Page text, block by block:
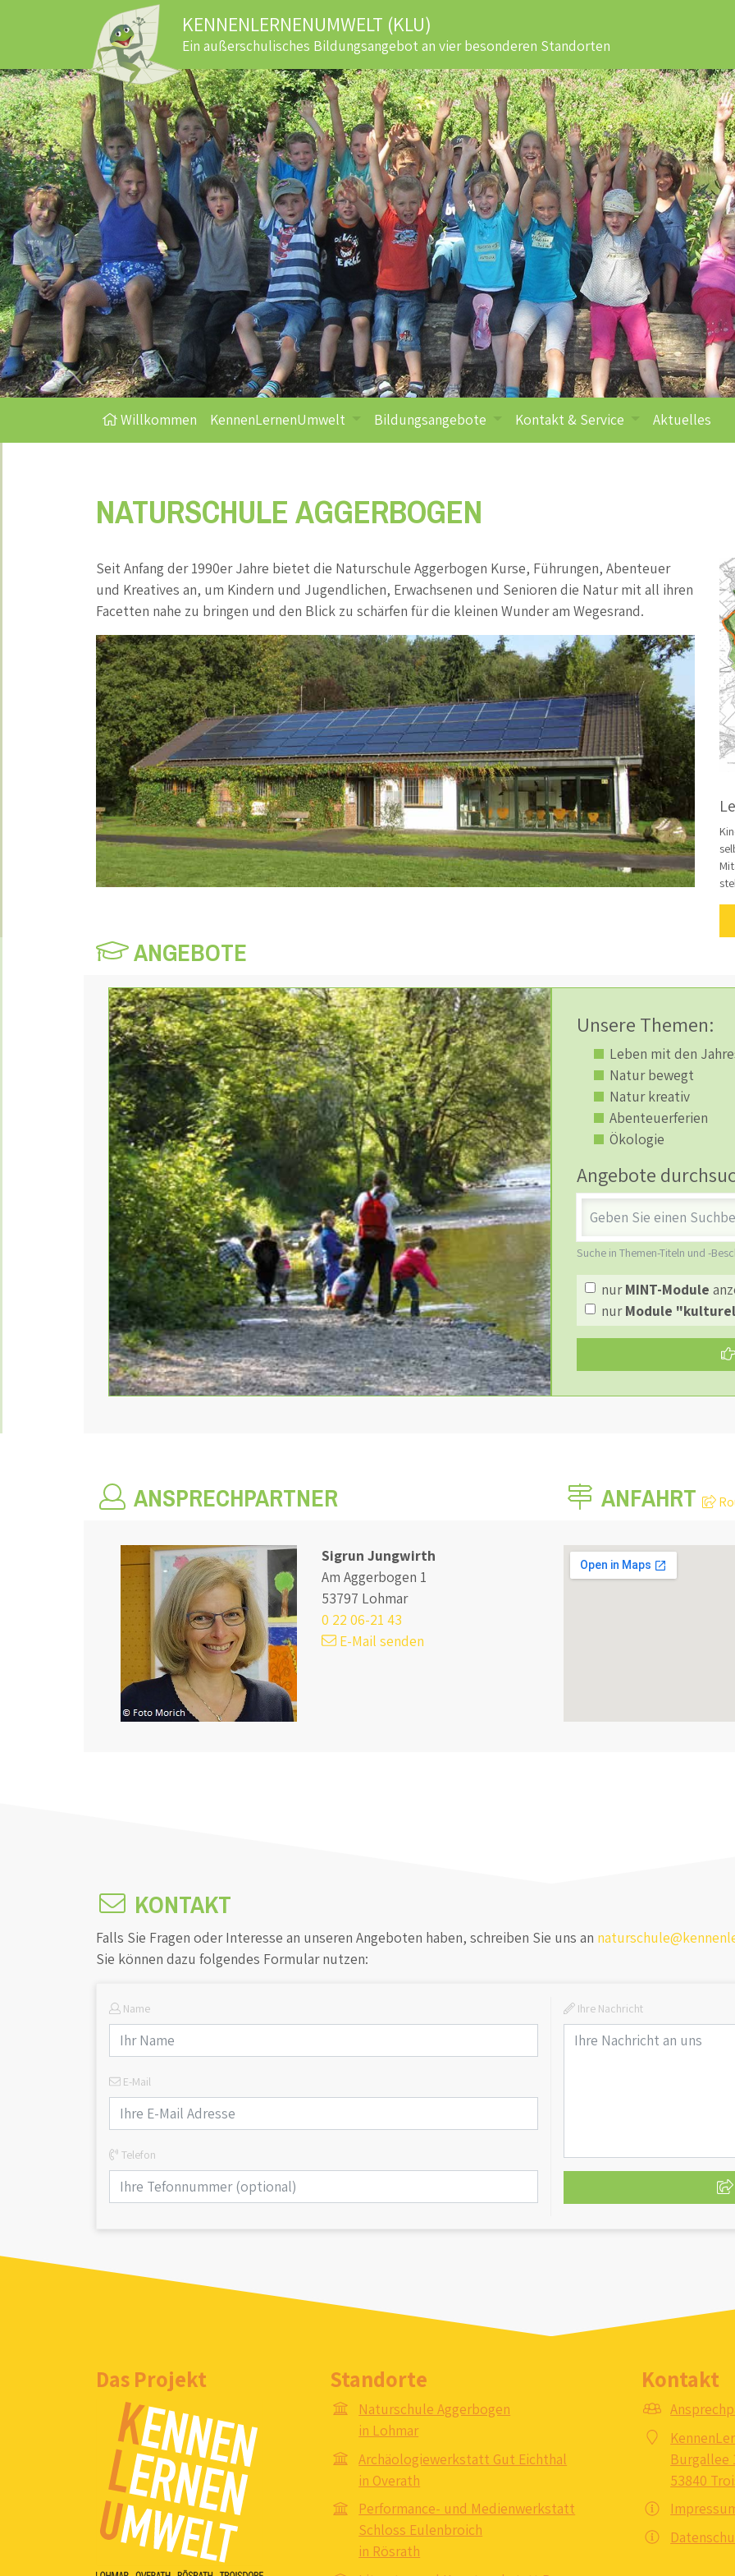
KENNENLERNENUMWELT (KLU)
Ein außerschulisches Bildungsangebot an vier besonderen Standorten
Willkommen KennenLernenUmwelt Bildungsangebote Kontakt & Service
Aktuelles
NATURSCHULE AGGERBOGEN
Seit Anfang der 1990er Jahre bietet die Naturschule Aggerbogen Kurse, Führungen, Abenteuer
und Kreatives an, um Kindern und Jugendlichen, Erwachsenen und Senioren die Natur mit all ihren
Facetten nahe zu bringen und den Blick zu schärfen für die kleinen Wunder am Wegesrand.
ANGEBOTE
Unsere Themen:
Leben mit den
Natur bewegt
Natur kreativ
Abenteuerferien
Ökologie
Angebote
Stichwort
Suche in Themen-Titeln und -
nurMINT-Module
nurModule
ANSPRECHPARTNER ANFAHRT
Sigrun Jungwirth
Am Aggerbogen 1
53797 Lohmar
0 22 06-21 43
E-Mail senden
KONTAKT
Falls Sie Fragen oder Interesse an unseren Angeboten haben, schreiben Sie uns an
Sie können dazu folgendes Formular nutzen:
Name
E-Mail
Telefon
Ihre Nachricht
Das Projekt Standorte
Naturschule Aggerbogen
in Lohmar
Archäologiewerkstatt Gut Eichthal
in Overath
Performance- und Medienwerkstatt
Schloss Eulenbroich
in Rösrath
Kontakt
Burgallee
53840